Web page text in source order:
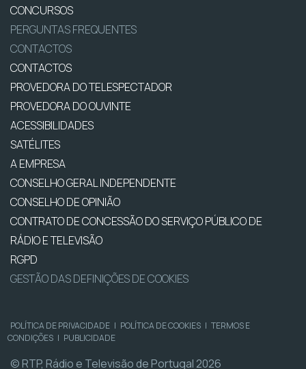
CONCURSOS
PERGUNTAS FREQUENTES
CONTACTOS
CONTACTOS
PROVEDORA DO TELESPECTADOR
PROVEDORA DO OUVINTE
ACESSIBILIDADES
SATÉLITES
A EMPRESA
CONSELHO GERAL INDEPENDENTE
CONSELHO DE OPINIÃO
CONTRATO DE CONCESSÃO DO SERVIÇO PÚBLICO DE
RÁDIO E TELEVISÃO
RGPD
GESTÃO DAS DEFINIÇÕES DE COOKIES
POLÍTICA DE PRIVACIDADE | POLÍTICA DE COOKIES | TERMOS E
CONDIÇÕES | PUBLICIDADE
© RTP, Rádio e Televisão de Portugal 2026